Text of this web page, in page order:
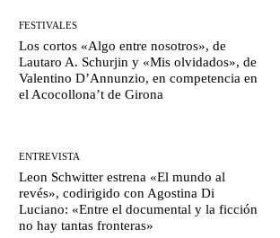
FESTIVALES
Los cortos «Algo entre nosotros», de
Lautaro A. Schurjin y «Mis olvidados», de
Valentino D’Annunzio, en competencia en
el Acocollona’t de Girona
ENTREVISTA
Leon Schwitter estrena «El mundo al
revés», codirigido con Agostina Di
Luciano: «Entre el documental y la ficción
no hay tantas fronteras»